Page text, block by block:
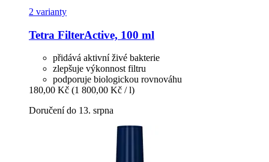
2 varianty
Tetra FilterActive, 100 ml
přidává aktivní živé bakterie
zlepšuje výkonnost filtru
podporuje biologickou rovnováhu
180,00 Kč (1 800,00 Kč / l)
Doručení do 13. srpna